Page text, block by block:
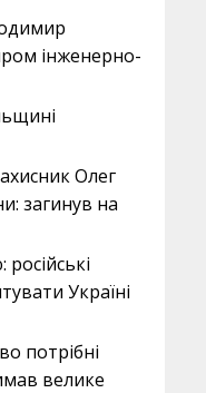
інженерно-
Олег
загинув на
Україні
потрібні
велике